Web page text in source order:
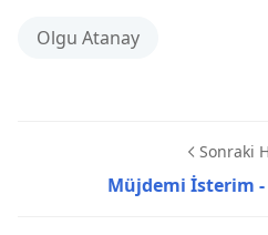
Olgu Atanay
Sonraki
Müjdemi İsterim